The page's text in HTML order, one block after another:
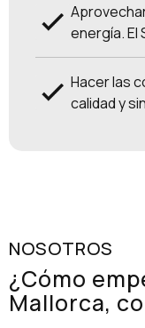
energía. El
Hacer las
calidad y
¿Cómo
Mallorca,
NOSOTROS